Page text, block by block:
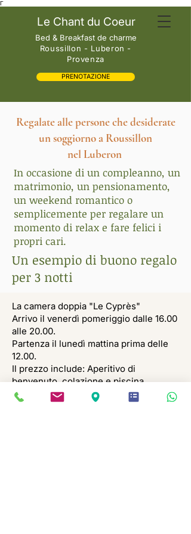
Γ
Le Chant du Coeur
Bed & Breakfast de charme
Roussillon - Luberon -
Provenza
PRENOTAZIONE
Regalate alle persone che desiderate
un soggiorno a Roussillon
nel Luberon
In occasione di un compleanno, un
matrimonio, un pensionamento,
un weekend romantico o
semplicemente per regalare un
momento di relax e fare felici i
propri cari.
Un esempio di buono regalo
per 3 notti
La camera doppia "Le Cyprès"
Arrivo il venerdì pomeriggio dalle 16.00
alle 20.00.
Partenza il lunedì mattina prima delle
12.00.
Il prezzo include: Aperitivo di
benvenuto, colazione e piscina.
Prezzo per 2 persone: 510 €